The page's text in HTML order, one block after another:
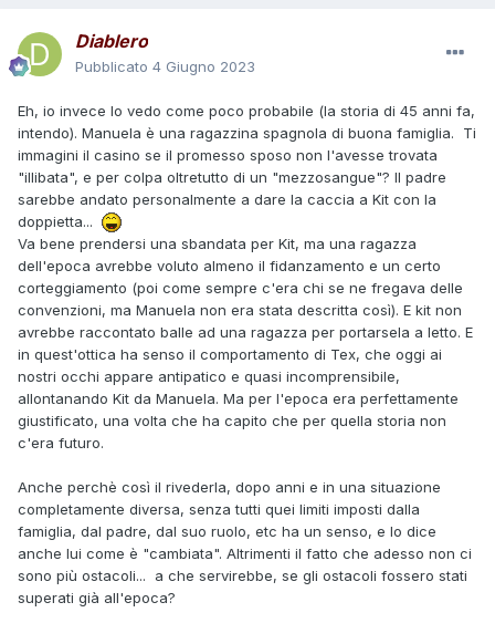
Diablero
Pubblicato 4 Giugno 2023
Eh, io invece lo vedo come poco probabile (la storia di 45 anni fa,
intendo). Manuela è una ragazzina spagnola di buona famiglia. Ti
immagini il casino se il promesso sposo non l'avesse trovata
"illibata", e per colpa oltretutto di un "mezzosangue"? Il padre
sarebbe andato personalmente a dare la caccia a Kit con la
doppietta...
Va bene prendersi una sbandata per Kit, ma una ragazza
dell'epoca avrebbe voluto almeno il fidanzamento e un certo
corteggiamento (poi come sempre c'era chi se ne fregava delle
convenzioni, ma Manuela non era stata descritta così). E kit non
avrebbe raccontato balle ad una ragazza per portarsela a letto. E
in quest'ottica ha senso il comportamento di Tex, che oggi ai
nostri occhi appare antipatico e quasi incomprensibile,
allontanando Kit da Manuela. Ma per l'epoca era perfettamente
giustificato, una volta che ha capito che per quella storia non
c'era futuro.
Anche perchè così il rivederla, dopo anni e in una situazione
completamente diversa, senza tutti quei limiti imposti dalla
famiglia, dal padre, dal suo ruolo, etc ha un senso, e lo dice
anche lui come è "cambiata". Altrimenti il fatto che adesso non ci
sono più ostacoli... a che servirebbe, se gli ostacoli fossero stati
superati già all'epoca?